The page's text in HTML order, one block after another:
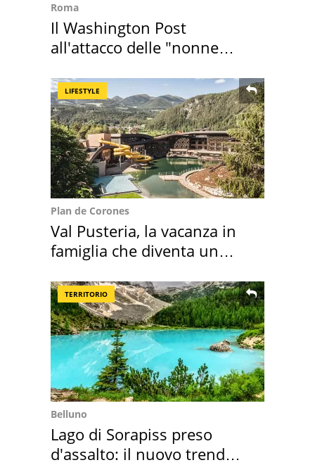
Roma
Il Washington Post
all'attacco delle "nonne
LIFESTYLE
Plan de Corones
Val Pusteria, la vacanza in
famiglia che diventa un
TERRITORIO
Belluno
Lago di Sorapiss preso
d'assalto: il nuovo trend